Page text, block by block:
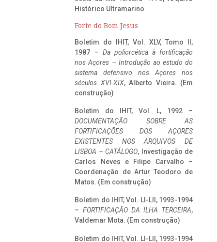
Histórico Ultramarino
Forte do Bom Jesus
Boletim do IHIT, Vol. XLV, Tomo II,
1987 – Da poliorcética à fortificação
nos Açores – Introdução ao estudo do
sistema defensivo nos Açores nos
séculos XVI-XIX, Alberto Vieira. (Em
construção)
Boletim do IHIT, Vol. L, 1992 –
DOCUMENTAÇÃO SOBRE AS
FORTIFICAÇÕES DOS AÇORES
EXISTENTES NOS ARQUIVOS DE
LISBOA – CATÁLOGO, Investigação de
Carlos Neves e Filipe Carvalho –
Coordenação de Artur Teodoro de
Matos. (Em construção)
Boletim do IHIT, Vol. LI-LII, 1993-1994
– FORTIFICAÇÃO DA ILHA TERCEIRA,
Valdemar Mota. (Em construção)
Boletim do IHIT, Vol. LI-LII, 1993-1994